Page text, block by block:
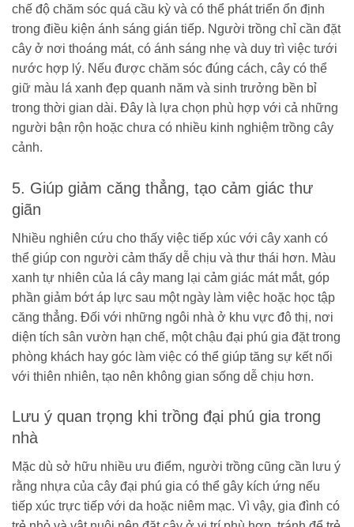
chế độ chăm sóc quá cầu kỳ và có thể phát triển ổn định
trong điều kiện ánh sáng gián tiếp. Người trồng chỉ cần đặt
cây ở nơi thoáng mát, có ánh sáng nhẹ và duy trì việc tưới
nước hợp lý. Nếu được chăm sóc đúng cách, cây có thể
giữ màu lá xanh đẹp quanh năm và sinh trưởng bền bỉ
trong thời gian dài. Đây là lựa chọn phù hợp với cả những
người bận rộn hoặc chưa có nhiều kinh nghiệm trồng cây
cảnh.
5. Giúp giảm căng thẳng, tạo cảm giác thư
giãn
Nhiều nghiên cứu cho thấy việc tiếp xúc với cây xanh có
thể giúp con người cảm thấy dễ chịu và thư thái hơn. Màu
xanh tự nhiên của lá cây mang lại cảm giác mát mắt, góp
phần giảm bớt áp lực sau một ngày làm việc hoặc học tập
căng thẳng. Đối với những ngôi nhà ở khu vực đô thị, nơi
diện tích sân vườn hạn chế, một chậu đại phú gia đặt trong
phòng khách hay góc làm việc có thể giúp tăng sự kết nối
với thiên nhiên, tạo nên không gian sống dễ chịu hơn.
Lưu ý quan trọng khi trồng đại phú gia trong
nhà
Mặc dù sở hữu nhiều ưu điểm, người trồng cũng cần lưu ý
rằng nhựa của cây đại phú gia có thể gây kích ứng nếu
tiếp xúc trực tiếp với da hoặc niêm mạc. Vì vậy, gia đình có